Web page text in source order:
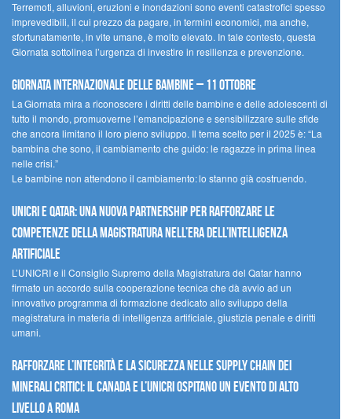
Terremoti, alluvioni, eruzioni e inondazioni sono eventi catastrofici spesso
imprevedibili, il cui prezzo da pagare, in termini economici, ma anche,
sfortunatamente, in vite umane, è molto elevato. In tale contesto, questa
Giornata sottolinea l’urgenza di investire in resilienza e prevenzione.
Giornata internazionale delle bambine – 11 ottobre
La Giornata mira a riconoscere i diritti delle bambine e delle adolescenti di
tutto il mondo, promuoverne l’emancipazione e sensibilizzare sulle sfide
che ancora limitano il loro pieno sviluppo. Il tema scelto per il 2025 è: “La
bambina che sono, il cambiamento che guido: le ragazze in prima linea
nelle crisi.”
Le bambine non attendono il cambiamento: lo stanno già costruendo.
UNICRI e Qatar: una nuova partnership per rafforzare le
competenze della magistratura nell’era dell’intelligenza
artificiale
L’UNICRI e il Consiglio Supremo della Magistratura del Qatar hanno
firmato un accordo sulla cooperazione tecnica che dà avvio ad un
innovativo programma di formazione dedicato allo sviluppo della
magistratura in materia di intelligenza artificiale, giustizia penale e diritti
umani.
Rafforzare l’integrità e la sicurezza nelle supply chain dei
minerali critici: il Canada e l’UNICRI ospitano un evento di alto
livello a Roma